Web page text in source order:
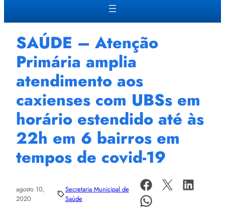
a
SAÚDE – Atenção
Primária amplia
atendimento aos
caxienses com UBSs em
horário estendido até às
22h em 6 bairros em
tempos de covid-19
agosto 10,
2020
Secretaria Municipal de
Saúde